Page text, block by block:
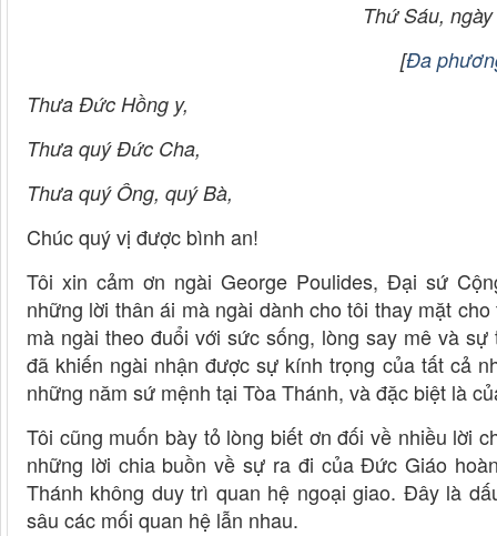
Thứ Sáu,
[Đa
Thưa Đức Hồng y,
Thưa quý Đức Cha,
Thưa quý Ông, quý Bà,
Chúc quý vị được bình an!
Tôi xin cảm ơn ngài George Poulides, Đại sứ
những lời thân ái mà ngài dành cho tôi thay mặt
mà ngài theo đuổi với sức sống, lòng say mê và
đã khiến ngài nhận được sự kính trọng của tất cả
những năm sứ mệnh tại Tòa Thánh, và đặc biệt là
Tôi cũng muốn bày tỏ lòng biết ơn đối về nhiều lời
những lời chia buồn về sự ra đi của Đức Giáo
Thánh không duy trì quan hệ ngoại giao. Đây là
sâu các mối quan hệ lẫn nhau.